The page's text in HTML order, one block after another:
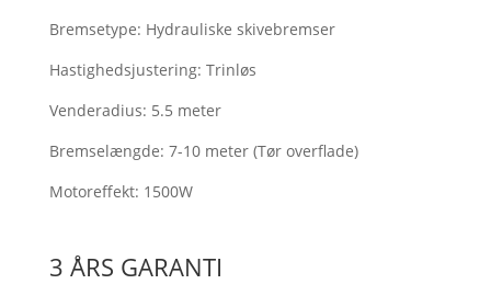
Bremsetype: Hydrauliske skivebremser
Hastighedsjustering: Trinløs
Venderadius: 5.5 meter
Bremselængde: 7-10 meter (Tør overflade)
Motoreffekt: 1500W
3 ÅRS GARANTI